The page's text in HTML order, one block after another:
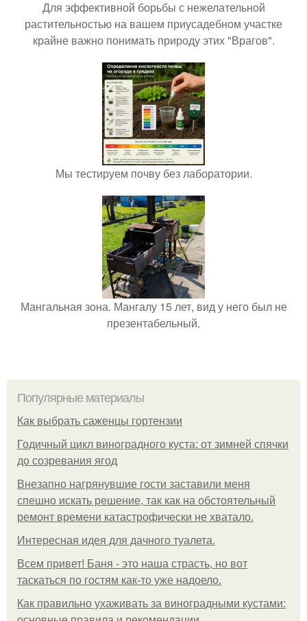
Для эффективной борьбы с нежелательной
растительностью на вашем приусадебном участке
крайне важно понимать природу этих "Врагов".
Мы тестируем почву без лаборатории.
Мангальная зона. Мангалу 15 лет, вид у него был не
презентабельный.
Популярные материалы
Как выбрать саженцы гортензии
Годичный цикл виноградного куста: от зимней спячки
до созревания ягод
Внезапно нагрянувшие гости заставили меня
спешно искать решение, так как на обстоятельный
ремонт времени катастрофически не хватало.
Интересная идея для дачного туалета.
Всем привет! Баня - это наша страсть, но вот
таскаться по гостям как-то уже надоело.
Как правильно ухаживать за виноградными кустами: